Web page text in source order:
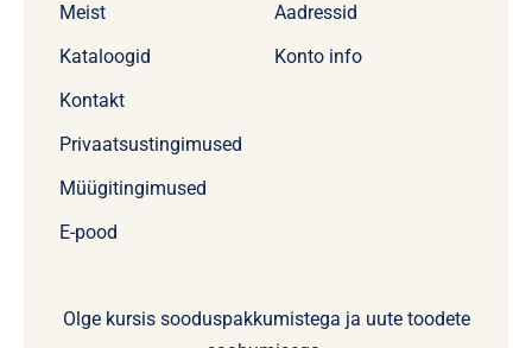
Meist
Kataloogid
Kontakt
Privaatsustingimused
Müügitingimused
E-pood
Aadressid
Konto info
Olge kursis sooduspakkumistega ja uute toodete